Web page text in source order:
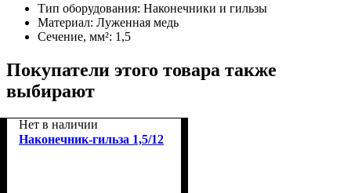
Тип оборудования: Наконечники и гильзы
Материал: Луженная медь
Сечение, мм²: 1,5
Покупатели этого товара также
выбирают
Нет в наличии
Наконечник-гильза 1,5/12